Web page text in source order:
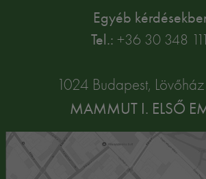
Egyéb
Tel.: +36 30 348
1024 Budapest,
MAMMUT I. ELSŐ